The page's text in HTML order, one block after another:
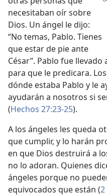
necesitaban oír sobre
Dios. Un ángel le dijo:
“No temas, Pablo. Tienes
que estar de pie ante
César”. Pablo fue
para que le predicara.
dónde estaba Pablo y le
ayudarán a nosotros si
(Hechos 27:23-25).
A los ángeles les queda
que cumplir, y lo harán
en que Dios destruirá a
no lo adoran. Quienes
ángeles porque no
equivocados que están (2